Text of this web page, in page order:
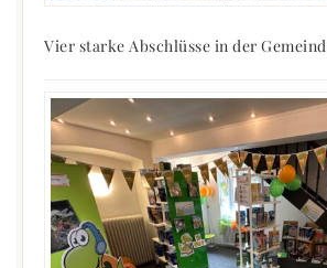
Vier starke Abschlüsse in der